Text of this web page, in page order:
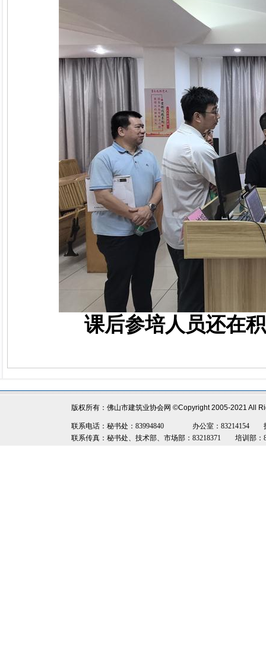
课后参培人员还在
版权所有：佛山市建筑业协会网 ©Copyright 2005-2021 All
联系电话：秘书处：83994840 办公室：83214154 技
联系传真：秘书处、技术部、市场部：83218371 培训部